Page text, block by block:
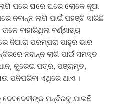
ଲାଗି ପରେ ଘରେ ଘରେ ଲୋକେ ନୂଆ
ନବାନ୍ନ ଲାଗି ପାଇଁ ପହଞ୍ଚି ସାରିଛି
ବାହାରିଥିଲା ବର୍ଣ୍ଣାଢ୍ୟ
ନିଆରା ପରମ୍ପରା ପାହୁର ଭାର
ନବାନ୍ନ ଲାଗି ପାଇଁ ସମସ୍ତ
କୁରେଇ ପତ୍ର, ପଞ୍ଚାମୃତ,
ପନିପରିବା ଏଥିରେ ଥାଏ ।
ମନ୍ଦିରକୁ ଯାଇଛି